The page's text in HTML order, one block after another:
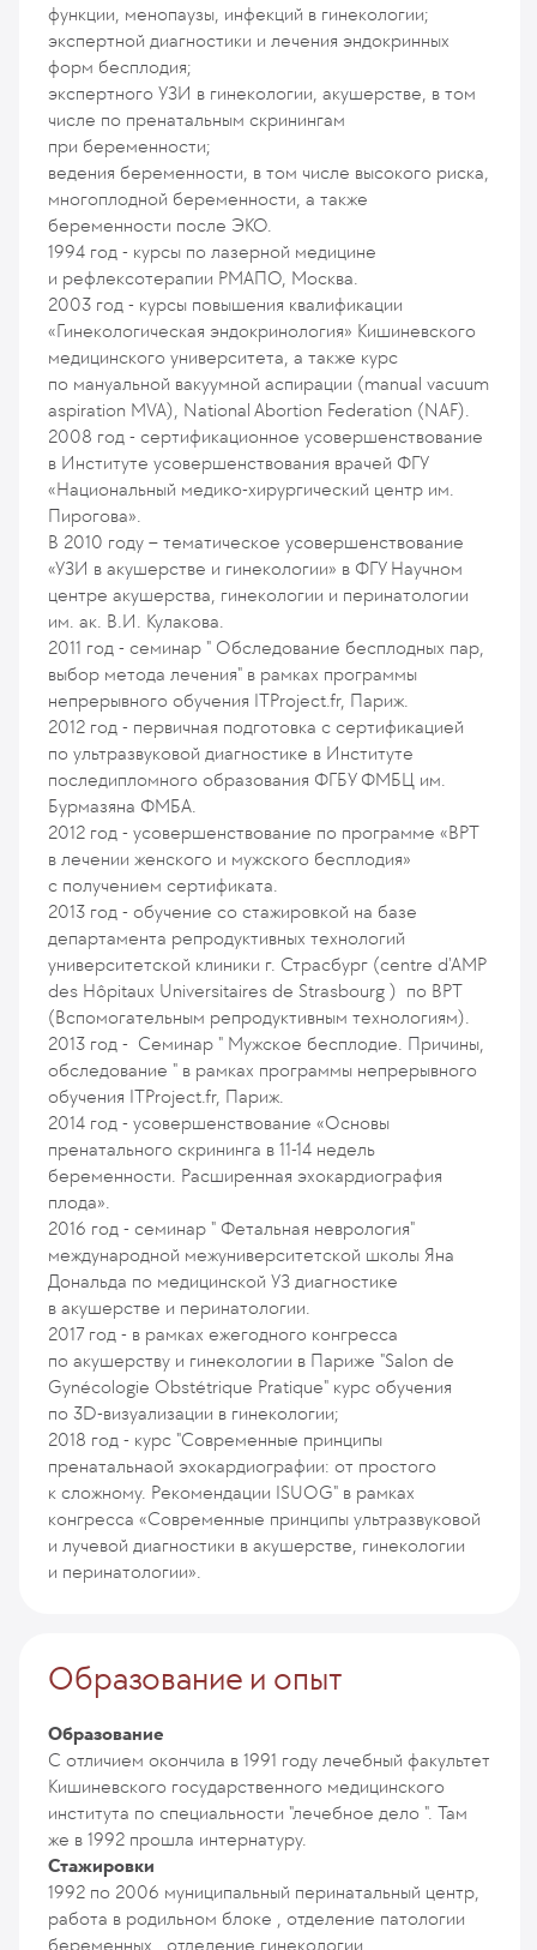
функции, менопаузы, инфекций в гинекологии;
экспертной диагностики и лечения эндокринных
форм бесплодия;
экспертного УЗИ в гинекологии, акушерстве, в том
числе по пренатальным скринингам
при беременности;
ведения беременности, в том числе высокого риска,
многоплодной беременности, а также
беременности после ЭКО.
1994 год - курсы по лазерной медицине
и рефлексотерапии РМАПО, Москва.
2003 год - курсы повышения квалификации
«Гинекологическая эндокринология» Кишиневского
медицинского университета, а также курс
по мануальной вакуумной аспирации (manual vacuum
aspiration MVA), National Abortion Federation (NAF).
2008 год - сертификационное усовершенствование
в Институте усовершенствования врачей ФГУ
«Национальный медико-хирургический центр им.
Пирогова».
В 2010 году – тематическое усовершенствование
«УЗИ в акушерстве и гинекологии» в ФГУ Научном
центре акушерства, гинекологии и перинатологии
им. ак. В.И. Кулакова.
2011 год - семинар " Обследование бесплодных пар,
выбор метода лечения" в рамках программы
непрерывного обучения ITProject.fr, Париж.
2012 год - первичная подготовка с сертификацией
по ультразвуковой диагностике в Институте
последипломного образования ФГБУ ФМБЦ им.
Бурмазяна ФМБА.
2012 год - усовершенствование по программе «ВРТ
в лечении женского и мужского бесплодия»
с получением сертификата.
2013 год - обучение со стажировкой на базе
департамента репродуктивных технологий
университетской клиники г. Страсбург (centre d'AMP
des Hôpitaux Universitaires de Strasbourg ) по ВРТ
(Вспомогательным репродуктивным технологиям).
2013 год - Семинар " Мужское бесплодие. Причины,
обследование " в рамках программы непрерывного
обучения ITProject.fr, Париж.
2014 год - усовершенствование «Основы
пренатального скрининга в 11-14 недель
беременности. Расширенная эхокардиография
плода».
2016 год - семинар " Фетальная неврология"
международной межуниверситетской школы Яна
Дональда по медицинской УЗ диагностике
в акушерстве и перинатологии.
2017 год - в рамках ежегодного конгресса
по акушерству и гинекологии в Париже "Salon de
Gynécologie Obstétrique Pratique" курс обучения
по 3D-визуализации в гинекологии;
2018 год - курс "Современные принципы
пренатальнаой эхокардиографии: от простого
к сложному. Рекомендации ISUOG" в рамках
конгресса «Современные принципы ультразвуковой
и лучевой диагностики в акушерстве, гинекологии
и перинатологии».
Образование и опыт
Образование
С отличием окончила в 1991 году лечебный факультет
Кишиневского государственного медицинского
института по специальности "лечебное дело ". Там
же в 1992 прошла интернатуру.
Стажировки
1992 по 2006 муниципальный перинатальный центр,
работа в родильном блоке , отделение патологии
беременных , отделение гинекологии .